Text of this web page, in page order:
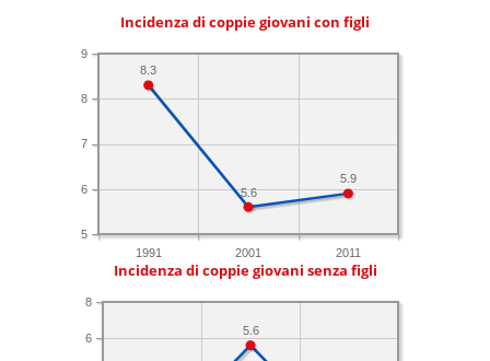
Incidenza di coppie giovani con figli
1991 2001 2011
5
6
7
8
9
5.9
5.6
8.3
Incidenza di coppie giovani senza figli
6
8
5.6